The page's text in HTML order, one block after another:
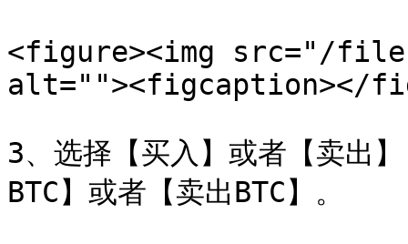
<figure><img src="/
alt=""><figcaption></
3、选择【买入】或者【卖出
BTC】或者【卖出BTC】。